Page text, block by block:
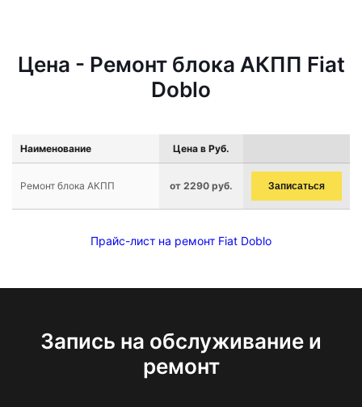
Цена - Ремонт блока АКПП Fiat
Doblo
Наименование Цена в Руб.
Ремонт блока АКПП от 2290 руб. Записаться
Прайс-лист на ремонт Fiat Doblo
Запись на обслуживание и
ремонт